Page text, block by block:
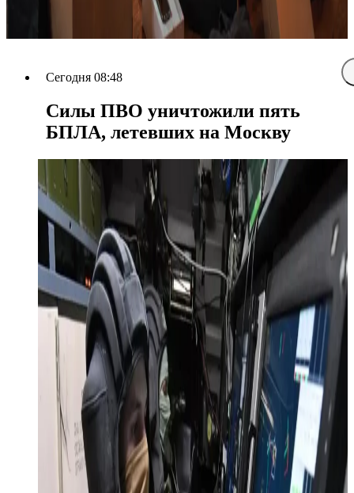
Сегодня 08:48
Силы ПВО уничтожили пять
БПЛА, летевших на Москву